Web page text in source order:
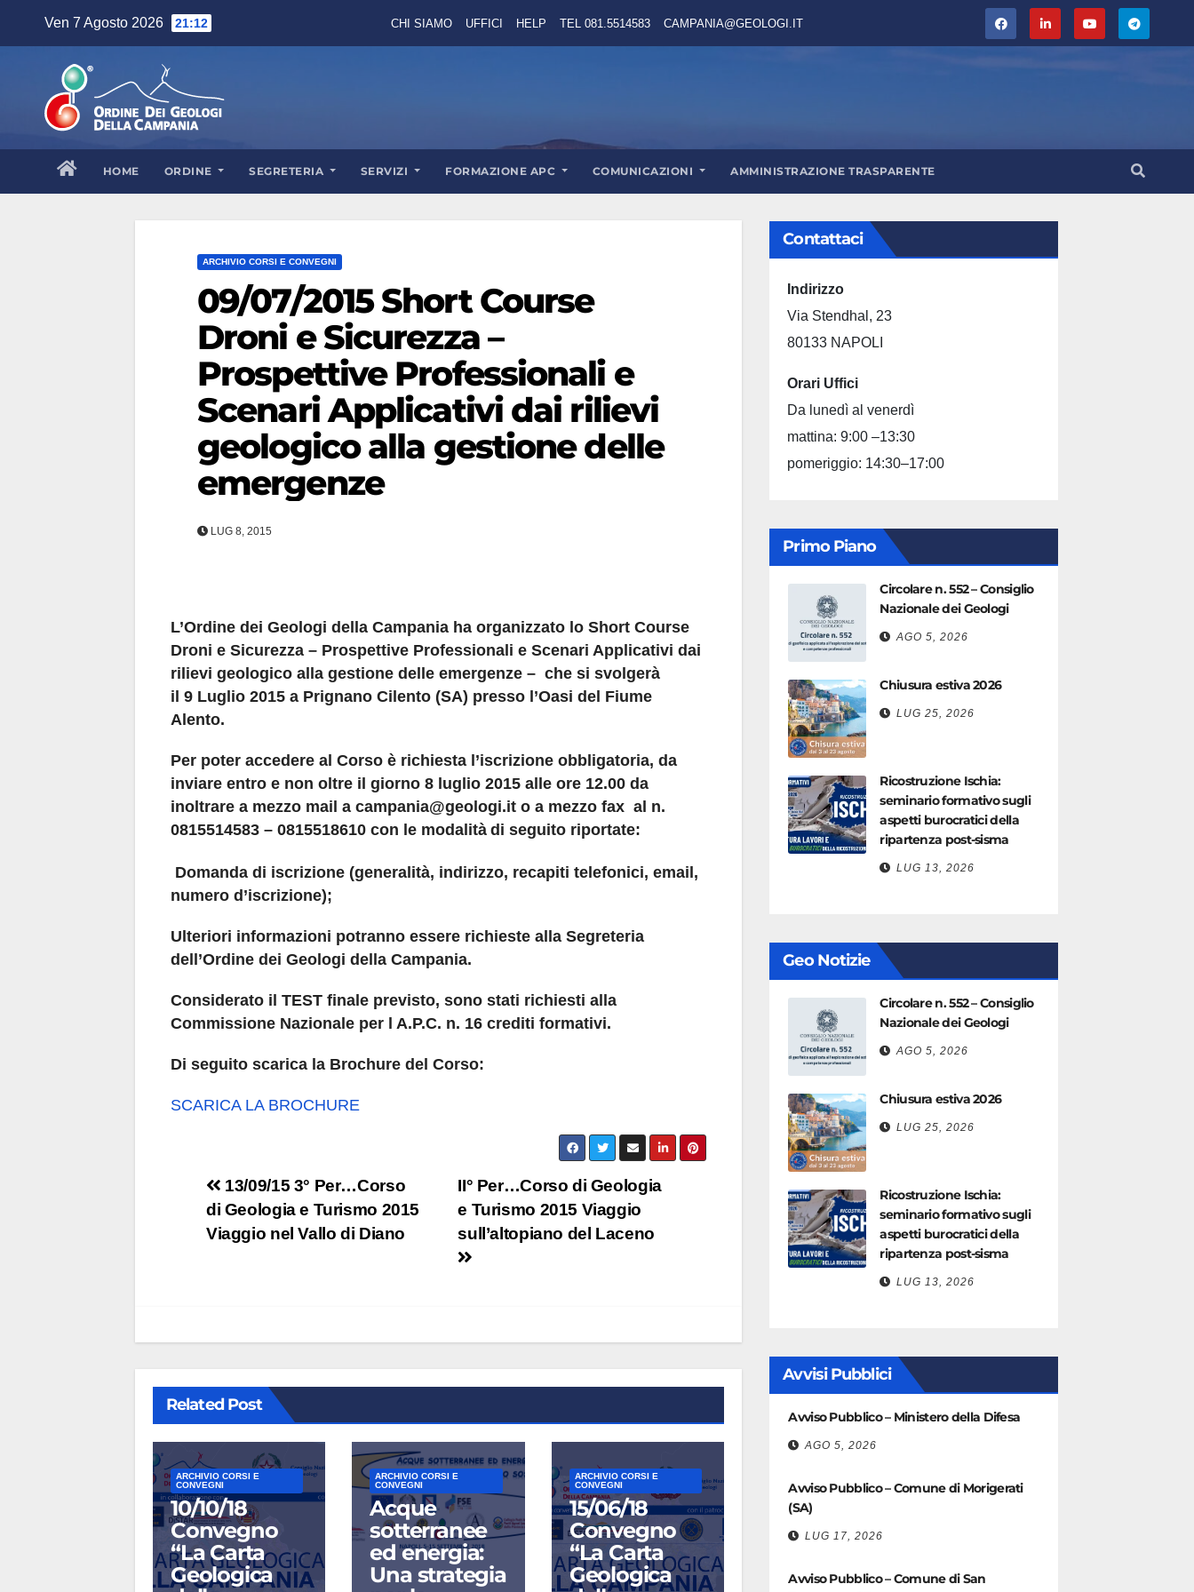
Ven 7 Agosto 2026 21:12 CHI SIAMO UFFICI HELP TEL 081.5514583 CAMPANIA@GEOLOGI.IT
HOME ORDINE SEGRETERIA SERVIZI FORMAZIONE APC COMUNICAZIONI AMMINISTRAZIONE TRASPARENTE
ARCHIVIO CORSI E CONVEGNI
09/07/2015 Short Course
Droni e Sicurezza –
Prospettive Professionali e
Scenari Applicativi dai rilievi
geologico alla gestione delle
emergenze
LUG 8, 2015
L’Ordine dei Geologi della Campania ha organizzato lo Short Course
Droni e Sicurezza – Prospettive Professionali e Scenari Applicativi dai
rilievi geologico alla gestione delle emergenze – che si svolgerà
il 9 Luglio 2015 a Prignano Cilento (SA) presso l’Oasi del Fiume
Alento.
Per poter accedere al Corso è richiesta l’iscrizione obbligatoria, da
inviare entro e non oltre il giorno 8 luglio 2015 alle ore 12.00 da
inoltrare a mezzo mail a campania@geologi.it o a mezzo fax al n.
0815514583 – 0815518610 con le modalità di seguito riportate:
Domanda di iscrizione (generalità, indirizzo, recapiti telefonici, email,
numero d’iscrizione);
Ulteriori informazioni potranno essere richieste alla Segreteria
dell’Ordine dei Geologi della Campania.
Considerato il TEST finale previsto, sono stati richiesti alla
Commissione Nazionale per l A.P.C. n. 16 crediti formativi.
Di seguito scarica la Brochure del Corso:
SCARICA LA BROCHURE
Navigazione
articoli
II° Per…Corso di Geologia
e Turismo 2015 Viaggio
sull’altopiano del Laceno
13/09/15 3° Per…Corso
di Geologia e Turismo 2015
Viaggio nel Vallo di Diano
Related Post
ARCHIVIO CORSI E
CONVEGNI
10/10/18
Convegno
“La Carta
Geologica
ARCHIVIO CORSI E
CONVEGNI
Acque
sotterranee
ed energia:
Una strategia
ARCHIVIO CORSI E
CONVEGNI
15/06/18
Convegno
“La Carta
Geologica
Contattaci
Indirizzo
Via Stendhal, 23
80133 NAPOLI
Orari Uffici
Da lunedì al venerdì
mattina: 9:00 –13:30
pomeriggio: 14:30–17:00
Primo Piano
Circolare n. 552 – Consiglio
Nazionale dei Geologi
AGO 5, 2026
Chiusura estiva 2026
LUG 25, 2026
Ricostruzione Ischia:
seminario formativo sugli
aspetti burocratici della
ripartenza post-sisma
LUG 13, 2026
Geo Notizie
Circolare n. 552 – Consiglio
Nazionale dei Geologi
AGO 5, 2026
Chiusura estiva 2026
LUG 25, 2026
Ricostruzione Ischia:
seminario formativo sugli
aspetti burocratici della
ripartenza post-sisma
LUG 13, 2026
Avvisi Pubblici
Avviso Pubblico – Ministero della Difesa
AGO 5, 2026
Avviso Pubblico – Comune di Morigerati
(SA)
LUG 17, 2026
Avviso Pubblico – Comune di San